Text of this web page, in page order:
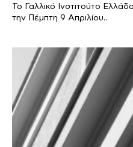
Το Γαλλικό Ινστιτούτο
την Πέμπτη 9 Απριλίου..